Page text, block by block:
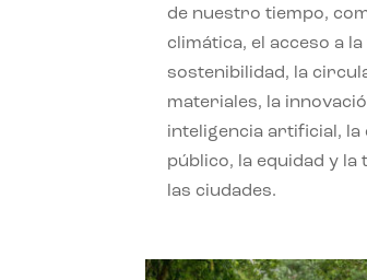
de nuestro tiempo,
climática, el acceso a
sostenibilidad, la
materiales, la
inteligencia artificial, la
público, la equidad y
las ciudades.